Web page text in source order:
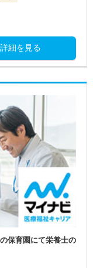
詳細を見る
保育園にて栄養士の